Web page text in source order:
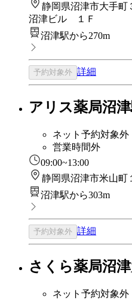
静岡県沼津市大手
沼津ビル １Ｆ
沼津駅から270m
予約対象外 詳細
アリス薬局沼
ネット予約対象外
営業時間外
09:00~13:00
静岡県沼津市米山町
沼津駅から303m
予約対象外 詳細
さくら薬局沼
ネット予約対象外